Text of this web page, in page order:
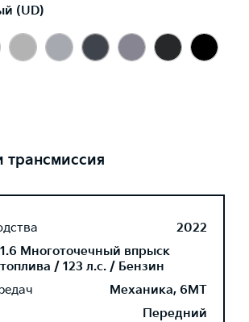
(UD)
трансмиссия
2022
1.6 Многоточечный впрыск
топлива / 123 л.с. / Бензин
Механика, 6MT
Передний